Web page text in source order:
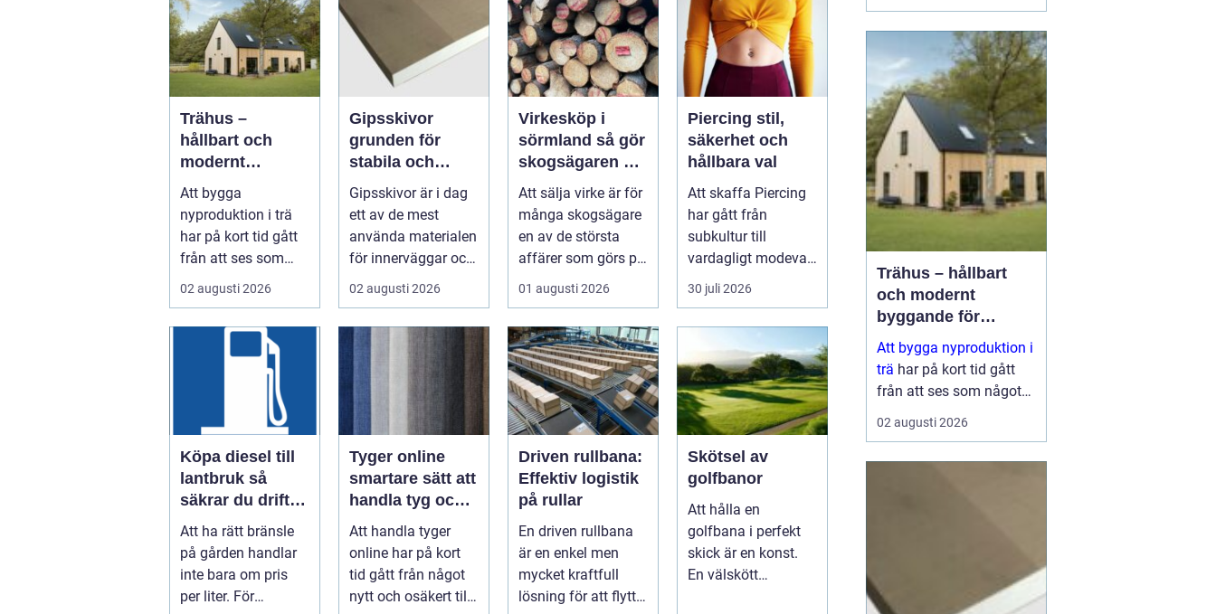
Trähus –
hållbart och
modernt
byggande för
framtiden
Att bygga
nyproduktion i trä
har på kort tid gått
från att ses som
02 augusti 2026
Gipsskivor
grunden för
stabila och
flexibla
innerväggar
Gipsskivor är i dag
ett av de mest
använda materialen
för innerväggar och
tak i både bostäder
och of...
02 augusti 2026
Virkesköp i
sörmland så gör
skogsägaren en
trygg och
lönsam affär
Att sälja virke är för
många skogsägare
en av de största
affärer som görs på
fastigheten.
Samtidigt ...
01 augusti 2026
Piercing stil,
säkerhet och
hållbara val
Att skaffa Piercing
har gått från
subkultur till
vardagligt modeval.
Allt fler använder
piercade smy...
30 juli 2026
Köpa diesel till
lantbruk så
säkrar du driften
året runt
Att ha rätt bränsle
på gården handlar
inte bara om pris
per liter. För
Tyger online
smartare sätt att
handla tyg och
hemtextil
Att handla tyger
online har på kort
tid gått från något
nytt och osäkert till
Driven rullbana:
Effektiv logistik
på rullar
En driven rullbana
är en enkel men
mycket kraftfull
lösning för att flytta
Skötsel av
golfbanor
Att hålla en
golfbana i perfekt
skick är en konst.
En välskött
form, äldre fastigheter
på hållbara lösningar blir
allt högre. Mitt i den
utvecklingen spelar
elinstallationer en
avgörande roll. En
genomtänkt elinstallat...
Trähus – hållbart
och modernt
byggande för
framtiden
Att bygga nyproduktion i
trä har på kort tid gått
från att ses som något
traditionellt till att bli ett
av de mest moderna
02 augusti 2026